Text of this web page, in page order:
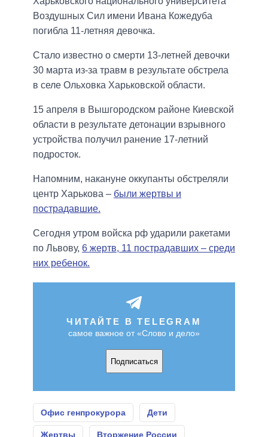
Воздушных Сил имени Ивана Кожедуба
погибла 11-летняя девочка.
Стало известно о смерти 13-летней девочки
30 марта из-за травм в результате обстрела
в селе Ольховка Харьковской области.
15 апреля в Вышгородском районе Киевской
области в результате детонации взрывного
устройства получил ранение 17-летний
подросток.
Напомним, накануне оккупанты обстреляли
центр Харькова – были жертвы и
пострадавшие.
Сегодня утром войска рф ударили ракетами
по Львову, 6 жертв, 11 пострадавших – среди
них ребенок.
ЧИТАЙТЕ В TELEGRAM
самое важное от «Слово и дело»
Подписаться
Офис генпрокурора Дети
Жертвы Вторжение России